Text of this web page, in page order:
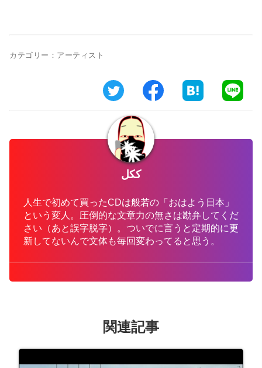
カテゴリー： アーティスト
ككل
人生で初めて買ったCDは般若の「おはよう日本」
という変人。圧倒的な文章力の無さは勘弁してくだ
さい（あと誤字脱字）。ついでに言うと定期的に更
新してないんで文体も毎回変わってると思う。
関連記事